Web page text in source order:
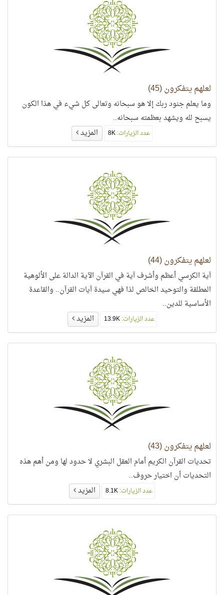
لعلهم يتفكرون (45)
وما يعلم جنود ربك إلا هو سبحانه وتعالى كل شيء في هذا الكون
يسبح لله ويشهد بعظمته سبحانه..
عدد الزيارات: المزيد
لعلهم يتفكرون (44)
آية الكرسي أعظم وأشرف آية في القرآن الآية الدالة على الألوهية
المطلقة والتوحيد الخالص لذا فهي سيدة آيات القرآن.. والقاعدة
الأساسية للدين..
عدد الزيارات:13.9K المزيد
لعلهم يتفكرون (43)
تحديات القرآن الكريم أمام العقل البشري لا حدود لها ومن أهم هذه
التحديات أن اختيار حروف..
عدد الزيارات: المزيد